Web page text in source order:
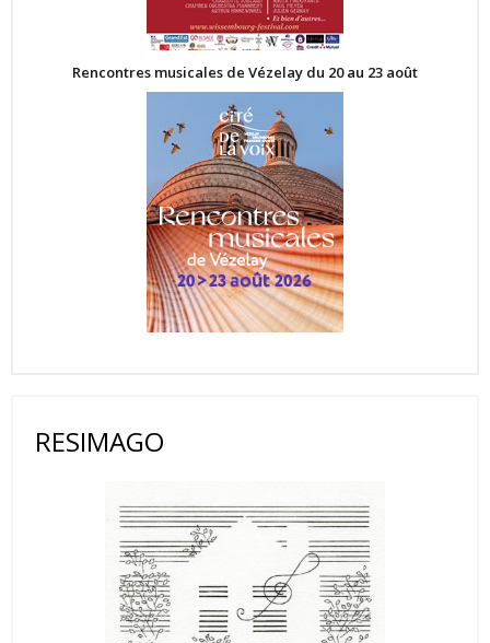
Rencontres musicales de Vézelay du 20 au 23 août
RESIMAGO